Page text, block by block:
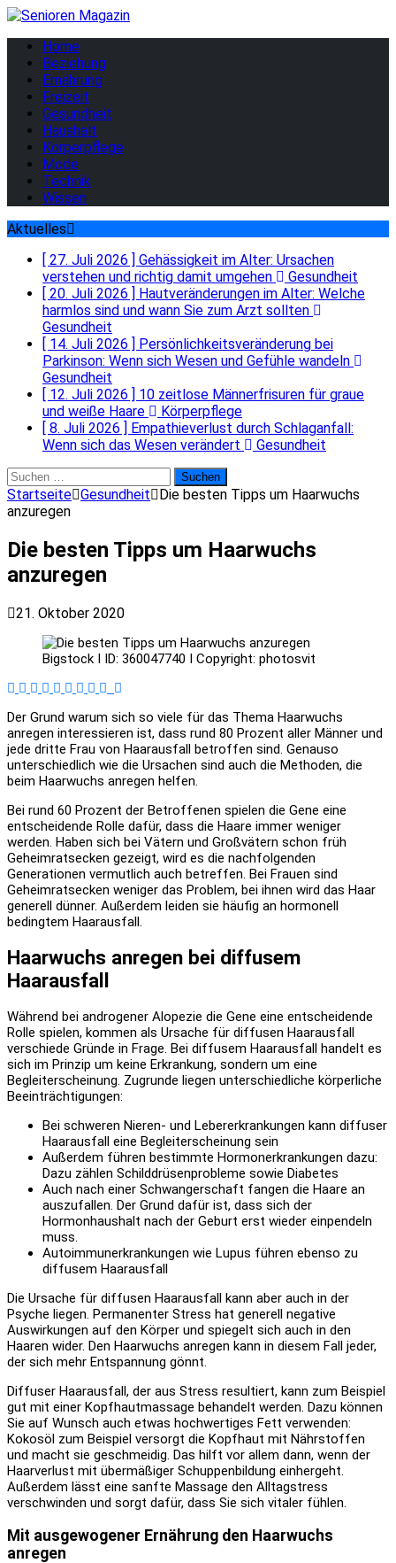
Home
Beziehung
Ernährung
Freizeit
Gesundheit
Haushalt
Körperpflege
Mode
Technik
Wissen
Aktuelles
[ 27. Juli 2026 ] Gehässigkeit im Alter: Ursachen
verstehen und richtig damit umgehen
Gesundheit
[ 20. Juli 2026 ] Hautveränderungen im Alter: Welche
harmlos sind und wann Sie zum Arzt sollten
Gesundheit
[ 14. Juli 2026 ] Persönlichkeitsveränderung bei
Parkinson: Wenn sich Wesen und Gefühle wandeln
Gesundheit
[ 12. Juli 2026 ] 10 zeitlose Männerfrisuren für graue
und weiße Haare
Körperpflege
[ 8. Juli 2026 ] Empathieverlust durch Schlaganfall:
Wenn sich das Wesen verändert
Gesundheit
Suchen
nach:
Startseite Gesundheit
Die besten Tipps um Haarwuchs
anzuregen
Die besten Tipps um Haarwuchs
anzuregen
21. Oktober 2020
Bigstock I ID: 360047740 I Copyright: photosvit
Der Grund warum sich so viele für das Thema Haarwuchs
anregen interessieren ist, dass rund 80 Prozent aller Männer und
jede dritte Frau von Haarausfall betroffen sind. Genauso
unterschiedlich wie die Ursachen sind auch die Methoden, die
beim Haarwuchs anregen helfen.
Bei rund 60 Prozent der Betroffenen spielen die Gene eine
entscheidende Rolle dafür, dass die Haare immer weniger
werden. Haben sich bei Vätern und Großvätern schon früh
Geheimratsecken gezeigt, wird es die nachfolgenden
Generationen vermutlich auch betreffen. Bei Frauen sind
Geheimratsecken weniger das Problem, bei ihnen wird das Haar
generell dünner. Außerdem leiden sie häufig an hormonell
bedingtem Haarausfall.
Haarwuchs anregen bei diffusem
Haarausfall
Während bei androgener Alopezie die Gene eine entscheidende
Rolle spielen, kommen als Ursache für diffusen Haarausfall
verschiede Gründe in Frage. Bei diffusem Haarausfall handelt es
sich im Prinzip um keine Erkrankung, sondern um eine
Begleiterscheinung. Zugrunde liegen unterschiedliche körperliche
Beeinträchtigungen:
Bei schweren Nieren- und Lebererkrankungen kann diffuser
Haarausfall eine Begleiterscheinung sein
Außerdem führen bestimmte Hormonerkrankungen dazu:
Dazu zählen Schilddrüsenprobleme sowie Diabetes
Auch nach einer Schwangerschaft fangen die Haare an
auszufallen. Der Grund dafür ist, dass sich der
Hormonhaushalt nach der Geburt erst wieder einpendeln
muss.
Autoimmunerkrankungen wie Lupus führen ebenso zu
diffusem Haarausfall
Die Ursache für diffusen Haarausfall kann aber auch in der
Psyche liegen. Permanenter Stress hat generell negative
Auswirkungen auf den Körper und spiegelt sich auch in den
Haaren wider. Den Haarwuchs anregen kann in diesem Fall jeder,
der sich mehr Entspannung gönnt.
Diffuser Haarausfall, der aus Stress resultiert, kann zum Beispiel
gut mit einer Kopfhautmassage behandelt werden. Dazu können
Sie auf Wunsch auch etwas hochwertiges Fett verwenden:
Kokosöl zum Beispiel versorgt die Kopfhaut mit Nährstoffen
und macht sie geschmeidig. Das hilft vor allem dann, wenn der
Haarverlust mit übermäßiger Schuppenbildung einhergeht.
Außerdem lässt eine sanfte Massage den Alltagstress
verschwinden und sorgt dafür, dass Sie sich vitaler fühlen.
Mit ausgewogener Ernährung den Haarwuchs
anregen